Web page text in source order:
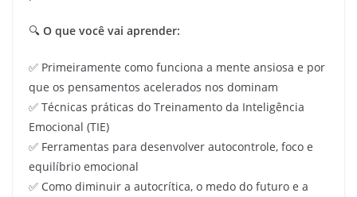
🔍 O que você vai aprender:
✅ Primeiramente como funciona a mente ansiosa e por
que os pensamentos acelerados nos dominam
✅ Técnicas práticas do Treinamento da Inteligência
Emocional (TIE)
✅ Ferramentas para desenvolver autocontrole, foco e
equilíbrio emocional
✅ Como diminuir a autocrítica, o medo do futuro e a